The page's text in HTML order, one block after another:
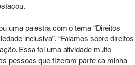
uma palestra com o tema “Direitos
inclusiva”. “Falamos sobre direitos
Essa foi uma atividade muito
pessoas que fizeram parte da minha